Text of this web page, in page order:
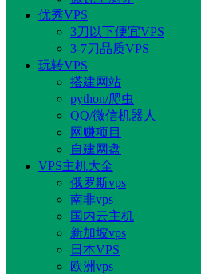
优秀VPS
3刀以下便宜VPS
3-7刀品质VPS
玩转VPS
搭建网站
python/爬虫
QQ/微信机器人
网赚项目
自建网盘
VPS主机大全
俄罗斯vps
南非vps
国内云主机
新加坡vps
日本VPS
欧洲vps